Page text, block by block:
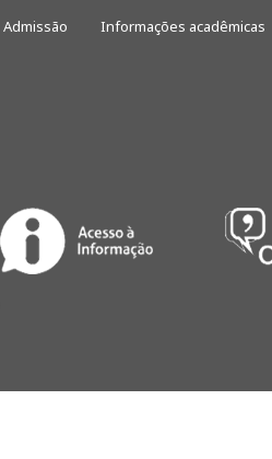
Admissão Informações acadêmicas